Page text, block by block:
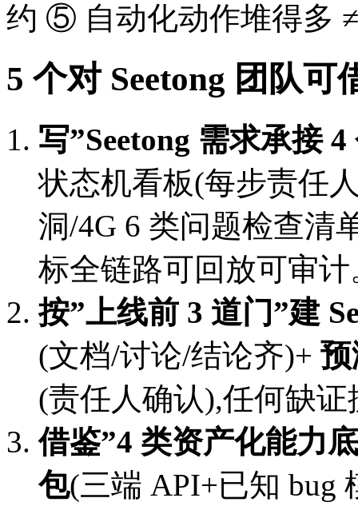
约 ⑤ 自动化动作堆得多
5 个对 Seetong 团队可
写”Seetong 需求承接
状态机看板(每步责任
洞/4G 6 类问题检查清
标全链路可回放可审计
按”上线前 3 道门”建
(文档/讨论/结论齐)+
(责任人确认),任何缺证
借鉴”4 类资产化能力
包(三端 API+已知 bug